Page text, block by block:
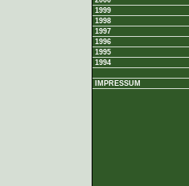
1999
1998
1997
1996
1995
1994
IMPRESSUM